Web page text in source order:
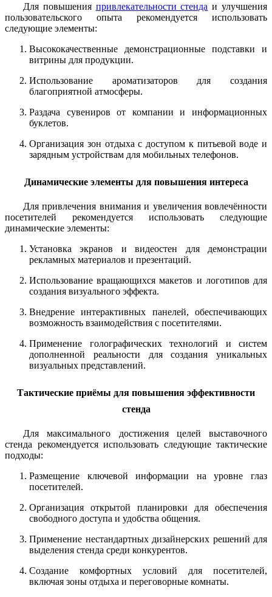
Для повышения привлекательности стенда и улучшения
пользовательского опыта рекомендуется использовать
следующие элементы:
Высококачественные демонстрационные подставки и
витрины для продукции.
Использование ароматизаторов для создания
благоприятной атмосферы.
Раздача сувениров от компании и информационных
буклетов.
Организация зон отдыха с доступом к питьевой воде и
зарядным устройствам для мобильных телефонов.
Динамические элементы для повышения интереса
Для привлечения внимания и увеличения вовлечённости
посетителей рекомендуется использовать следующие
динамические элементы:
Установка экранов и видеостен для демонстрации
рекламных материалов и презентаций.
Использование вращающихся макетов и логотипов для
создания визуального эффекта.
Внедрение интерактивных панелей, обеспечивающих
возможность взаимодействия с посетителями.
Применение голографических технологий и систем
дополненной реальности для создания уникальных
визуальных представлений.
Тактические приёмы для повышения эффективности
стенда
Для максимального достижения целей выставочного
стенда рекомендуется использовать следующие тактические
подходы:
Размещение ключевой информации на уровне глаз
посетителей.
Организация открытой планировки для обеспечения
свободного доступа и удобства общения.
Применение нестандартных дизайнерских решений для
выделения стенда среди конкурентов.
Создание комфортных условий для посетителей,
включая зоны отдыха и переговорные комнаты.